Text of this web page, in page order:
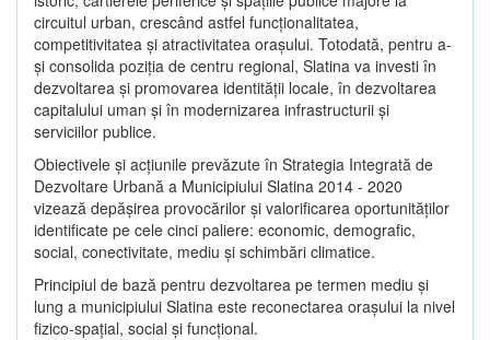
circuitul urban, crescând astfel funcţionalitatea,
competitivitatea şi atractivitatea oraşului. Totodată, pentru a-
şi consolida poziţia de centru regional, Slatina va investi în
dezvoltarea şi promovarea identităţii locale, în dezvoltarea
capitalului uman şi în modernizarea infrastructurii şi
serviciilor publice.
Obiectivele şi acţiunile prevăzute în Strategia Integrată de
Dezvoltare Urbană a Municipiului Slatina 2014 - 2020
vizează depășirea provocărilor şi valorificarea oportunităţilor
identificate pe cele cinci paliere: economic, demografic,
social, conectivitate, mediu şi schimbări climatice.
Principiul de bază pentru dezvoltarea pe termen mediu şi
lung a municipiului Slatina este reconectarea oraşului la nivel
fizico-spaţial, social şi funcţional.